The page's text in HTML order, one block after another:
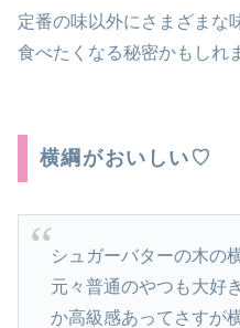
定番の味以外にさまざまな
食べたくなる秘密かもしれ
横綱がおいしい♡
シュガーバターの木の
元々普通のやつも大好
か高級感あってさすが